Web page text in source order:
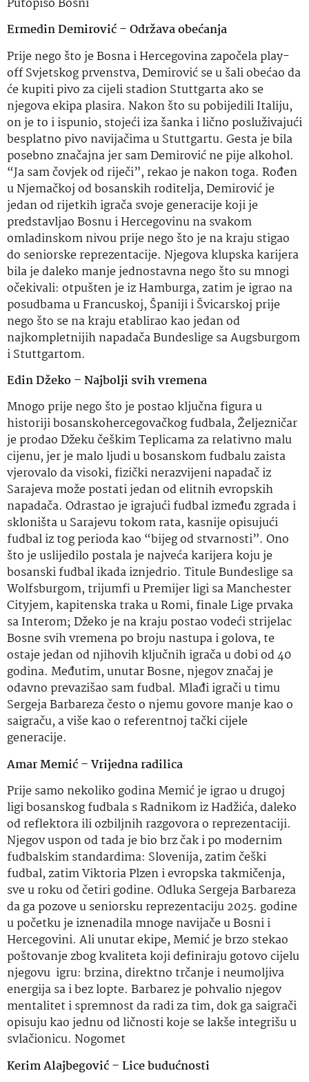
Ermedin Demirović – Održava obećanja
Prije nego što je Bosna i Hercegovina započela play-
off Svjetskog prvenstva, Demirović se u šali obećao da
će kupiti pivo za cijeli stadion Stuttgarta ako se
njegova ekipa plasira. Nakon što su pobijedili Italiju,
on je to i ispunio, stojeći iza šanka i lično posluživajući
besplatno pivo navijačima u Stuttgartu. Gesta je bila
posebno značajna jer sam Demirović ne pije alkohol.
“Ja sam čovjek od riječi”, rekao je nakon toga. Rođen
u Njemačkoj od bosanskih roditelja, Demirović je
jedan od rijetkih igrača svoje generacije koji je
predstavljao Bosnu i Hercegovinu na svakom
omladinskom nivou prije nego što je na kraju stigao
do seniorske reprezentacije. Njegova klupska karijera
bila je daleko manje jednostavna nego što su mnogi
očekivali: otpušten je iz Hamburga, zatim je igrao na
posudbama u Francuskoj, Španiji i Švicarskoj prije
nego što se na kraju etablirao kao jedan od
najkompletnijih napadača Bundeslige sa Augsburgom
i Stuttgartom.
Edin Džeko – Najbolji svih vremena
Mnogo prije nego što je postao ključna figura u
historiji bosanskohercegovačkog fudbala, Željezničar
je prodao Džeku češkim Teplicama za relativno malu
cijenu, jer je malo ljudi u bosanskom fudbalu zaista
vjerovalo da visoki, fizički nerazvijeni napadač iz
Sarajeva može postati jedan od elitnih evropskih
napadača. Odrastao je igrajući fudbal između zgrada i
skloništa u Sarajevu tokom rata, kasnije opisujući
fudbal iz tog perioda kao “bijeg od stvarnosti”. Ono
što je uslijedilo postala je najveća karijera koju je
bosanski fudbal ikada iznjedrio. Titule Bundeslige sa
Wolfsburgom, trijumfi u Premijer ligi sa Manchester
Cityjem, kapitenska traka u Romi, finale Lige prvaka
sa Interom; Džeko je na kraju postao vodeći strijelac
Bosne svih vremena po broju nastupa i golova, te
ostaje jedan od njihovih ključnih igrača u dobi od 40
godina. Međutim, unutar Bosne, njegov značaj je
odavno prevazišao sam fudbal. Mlađi igrači u timu
Sergeja Barbareza često o njemu govore manje kao o
saigraču, a više kao o referentnoj tački cijele
generacije.
Amar Memić – Vrijedna radilica
Prije samo nekoliko godina Memić je igrao u drugoj
ligi bosanskog fudbala s Radnikom iz Hadžića, daleko
od reflektora ili ozbiljnih razgovora o reprezentaciji.
Njegov uspon od tada je bio brz čak i po modernim
fudbalskim standardima: Slovenija, zatim češki
fudbal, zatim Viktoria Plzen i evropska takmičenja,
sve u roku od četiri godine. Odluka Sergeja Barbareza
da ga pozove u seniorsku reprezentaciju 2025. godine
u početku je iznenadila mnoge navijače u Bosni i
Hercegovini. Ali unutar ekipe, Memić je brzo stekao
poštovanje zbog kvaliteta koji definiraju gotovo cijelu
njegovu igru: brzina, direktno trčanje i neumoljiva
energija sa i bez lopte. Barbarez je pohvalio njegov
mentalitet i spremnost da radi za tim, dok ga saigrači
opisuju kao jednu od ličnosti koje se lakše integrišu u
svlačionicu. Nogomet
Kerim Alajbegović – Lice budućnosti